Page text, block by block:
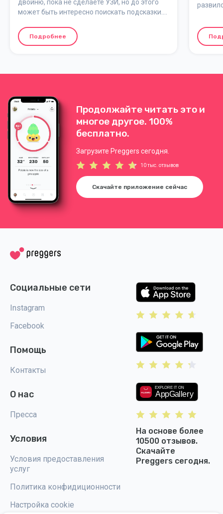
двойню, пока не сделаете УЗИ, но до этого
может быть интересно поискать подсказки.
могут дать вам понять, что вы ожидаете
близнецов. Сколько вы можете угадать?
Подробнее
Продолжайте читать это и
многое другое. 100%
бесплатно.
Загрузите Preggers сегодня.
10 тыс. отзывов
Скачайте приложение сейчас
Социальные сети
Instagram
Facebook
Помощь
Контакты
О нас
Пресса
Условия
Условия предоставления
услуг
Политика конфидиционности
Настройка cookie
На основе более
10500 отзывов.
Скачайте
Preggers сегодня.